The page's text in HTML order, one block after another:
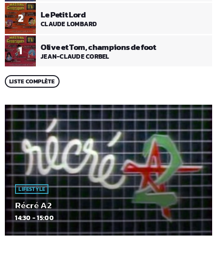
1 Olive et Tom, champions de foot
JEAN-CLAUDE CORBEL
2 Le Petit Lord
CLAUDE LOMBARD
LISTE COMPLÈTE
LIFESTYLE
Récré A2
14:30 - 15:00